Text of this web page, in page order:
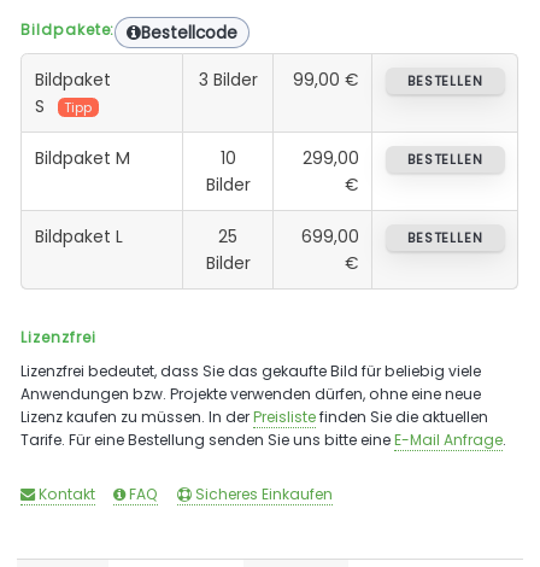
Bildpakete: Bestellcode
Bildpaket
S
Tipp
3 Bilder 99,00 € BESTELLEN
Bildpaket M
10
Bilder
299,00
€
BESTELLEN
Bildpaket L
25
Bilder
699,00
€
BESTELLEN
Lizenzfrei
Lizenzfrei bedeutet, dass Sie das gekaufte Bild für beliebig viele
Anwendungen bzw. Projekte verwenden dürfen, ohne eine neue
Lizenz kaufen zu müssen. In derPreislistefinden Sie die aktuellen
Tarife. Für eine Bestellung senden Sie uns bitte eineE-Mail Anfrage.
Kontakt FAQ Sicheres Einkaufen